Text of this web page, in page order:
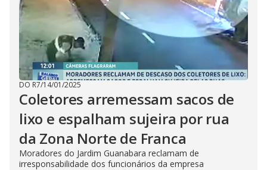
DO R7/14/01/2025
Coletores arremessam sacos de
lixo e espalham sujeira por rua
da Zona Norte de Franca
Moradores do Jardim Guanabara reclamam de
irresponsabilidade dos funcionários da empresa